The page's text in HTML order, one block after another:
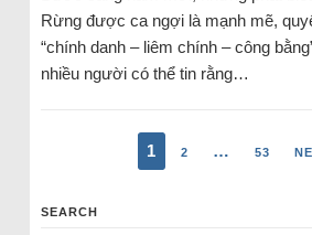
Rừng được ca ngợi là mạnh mẽ,
“chính danh – liêm chính – công
nhiều người có thể tin rằng…
1 2 … 53
SEARCH